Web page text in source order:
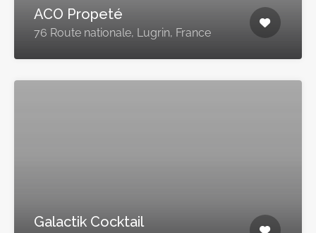
ACO Propeté
76 Route nationale, Lugrin, France
Galactik Cocktail